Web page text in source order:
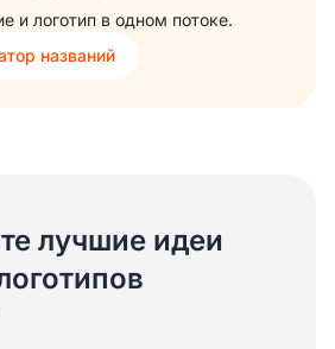
и логотип в одном потоке.
названий
лучшие идеи